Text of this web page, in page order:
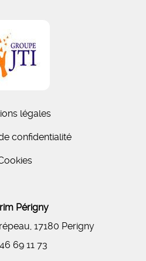
légales
confidentialité
Périgny
17180 Perigny
69 11 73